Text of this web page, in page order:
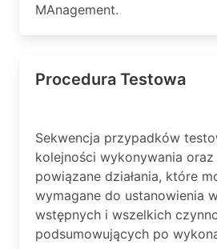
MAnagement.
Procedura Testowa
Sekwencja przypadków
kolejności wykonywania
powiązane działania, które
wymagane do ustanowienia
wstępnych i wszelkich
podsumowujących po